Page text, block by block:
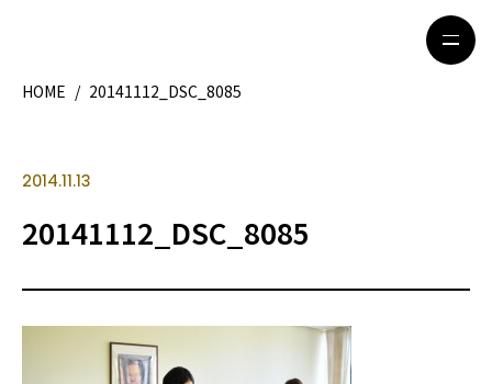
観光ガイド
留学＆キャリア
ライフスタイル
著者一覧
HOME / 20141112_DSC_8085
2014.11.13
20141112_DSC_8085